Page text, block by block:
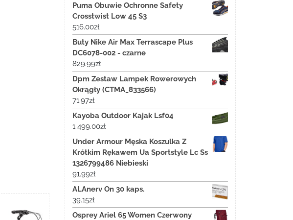
Puma Obuwie Ochronne Safety
Crosstwist Low 45 S3
516.00zł
Buty Nike Air Max Terrascape Plus
DC6078-002 - czarne
829.99zł
Dpm Zestaw Lampek Rowerowych
Okrągły (CTMA_833566)
71.97zł
Kayoba Outdoor Kajak Lsf04
1 499.00zł
Under Armour Męska Koszulka Z
Krótkim Rękawem Ua Sportstyle Lc Ss
1326799486 Niebieski
91.99zł
ALAnerv On 30 kaps.
39.15zł
Osprey Ariel 65 Women Czerwony